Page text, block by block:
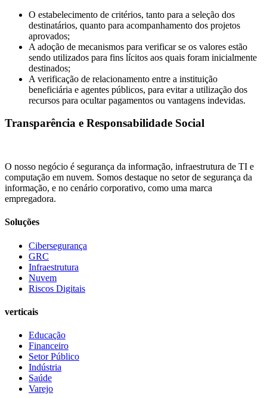
O estabelecimento de critérios, tanto para a seleção dos
destinatários, quanto para acompanhamento dos projetos
aprovados;
A adoção de mecanismos para verificar se os valores estão
sendo utilizados para fins lícitos aos quais foram inicialmente
destinados;
A verificação de relacionamento entre a instituição
beneficiária e agentes públicos, para evitar a utilização dos
recursos para ocultar pagamentos ou vantagens indevidas.
Transparência e Responsabilidade Social
O nosso negócio é segurança da informação, infraestrutura de TI e
computação em nuvem. Somos destaque no setor de segurança da
informação, e no cenário corporativo, como uma marca
empregadora.
Soluções
Cibersegurança
GRC
Infraestrutura
Nuvem
Riscos Digitais
verticais
Educação
Financeiro
Setor Público
Indústria
Saúde
Varejo